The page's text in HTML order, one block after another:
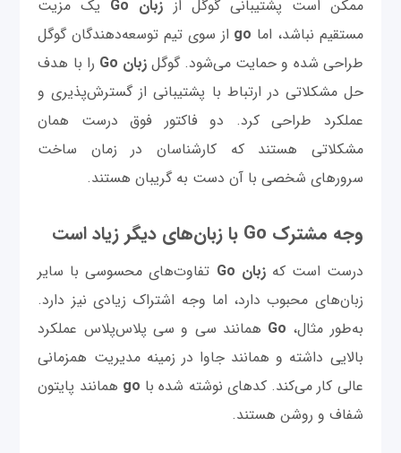
ممکن است پشتیبانی گوگل از زبان Go
یک مزیت
مستقیم نباشد، اما go از سوی تیم توسعه‌دهندگان گوگل
طراحی شده و حمایت می‌شود. گوگلزبان Go
را با هدف
حل مشکلاتی در ارتباط با پشتیبانی از گسترش‌پذیری و
عملکرد طراحی کرد. دو فاکتور فوق درست همان
مشکلاتی هستند که کارشناسان در زمان ساخت
سرورهای شخصی با آن دست به گریبان هستند.
وجه مشترک Go با زبان‌های دیگر زیاد است
درست است کهزبان Go
تفاوت‌های محسوسی با سایر
زبان‌های محبوب دارد، اما وجه اشتراک زیادی نیز دارد.
به‌طور مثال، Go همانند سی و سی پلاس‌پلاس عملکرد
بالایی داشته و همانند جاوا در زمینه مدیریت همزمانی
عالی کار می‌کند. کدهای نوشته شده با go همانند پایتون
شفاف و روشن هستند.